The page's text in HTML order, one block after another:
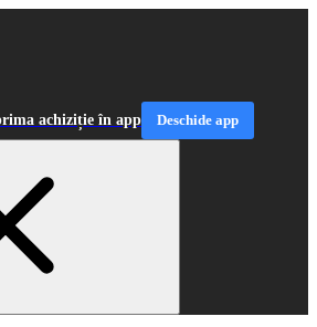
achiziție în app Deschide app